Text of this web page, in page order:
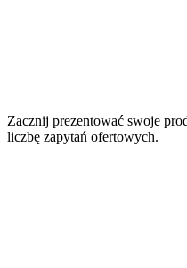
Zacznij prezentować swoje
liczbę zapytań ofertowych.